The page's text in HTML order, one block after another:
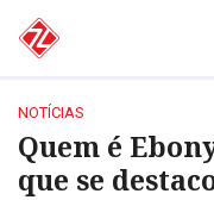
NOTÍCIAS
Quem é
que se